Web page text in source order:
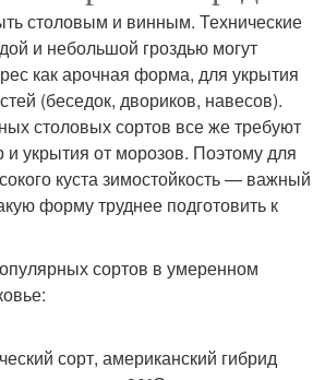
столовым и винным. Технические
и небольшой гроздью могут
как арочная форма, для укрытия
(беседок, двориков, навесов).
столовых сортов все же требуют
и укрытия от морозов. Поэтому для
куста зимостойкость — важный
форму труднее подготовить к
сортов в умеренном
сорт, американский гибрид